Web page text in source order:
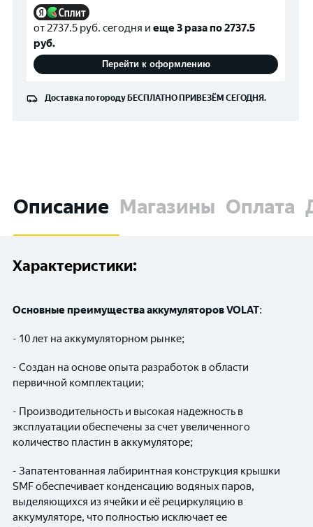
от2737.5 руб. сегодня и еще 3 раза по2737.5
руб.
Перейти к оформлению
Доставка по городуБЕСПЛАТНОПРИВЕЗЁМ СЕГОДНЯ.
Описание Магазины Оплата
Характеристики:
Основные преимущества аккумуляторовVOLAT:
- 10 лет на аккумуляторном рынке;
- Создан на основе опыта разработок в области
первичной комплектации;
- Производительность и высокая надежность в
эксплуатации обеспечены за счет увеличенного
количество пластин в аккумуляторе;
- Запатентованная лабиринтная конструкция крышки
SMF обеспечивает конденсацию водяных паров,
выделяющихся из ячейки и её рециркуляцию в
аккумуляторе, что полностью исключает ее